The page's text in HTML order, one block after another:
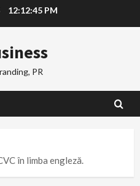
12:12:46 PM
PR
în limba engleză.